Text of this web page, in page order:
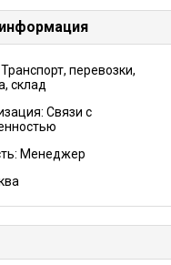
перевозки,
склад
Связи с
Менеджер